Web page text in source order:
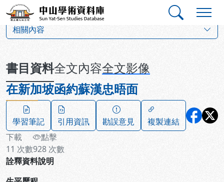
跳到主要內容
中山學術資料庫
相關內容
書目資料全文內容全文影像
在新加坡函約蘇漢忠晤面
學習筆記 引用資訊 勘誤意見
複製連結
下載
11 次數
點擊
928 次數
詮釋資料說明